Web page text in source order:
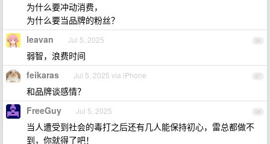
为什么要冲动消费，
为什么要当品牌的粉丝？
96
leavan Jul 5, 2025
弱智，浪费时间
97
feikaras Jul 5, 2025 via iPhone
和品牌谈感情？
98
FreeGuy Jul 5, 2025
当人遭受到社会的毒打之后还有几人能保持初心，雷总都做不
到，你就得了吧！